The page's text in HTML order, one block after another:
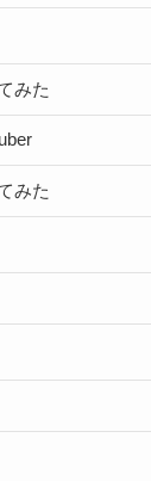
みた
みた